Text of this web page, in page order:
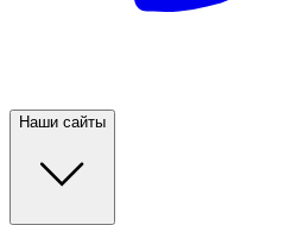
Наши сайты